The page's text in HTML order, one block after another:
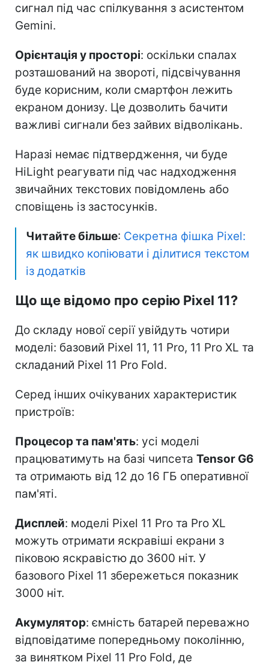
сигнал під час спілкування з асистентом
Gemini.
Орієнтація у просторі: оскільки спалах
розташований на звороті, підсвічування
буде корисним, коли смартфон лежить
екраном донизу. Це дозволить бачити
важливі сигнали без зайвих відволікань.
Наразі немає підтвердження, чи буде
HiLight реагувати під час надходження
звичайних текстових повідомлень або
сповіщень із застосунків.
Читайте більше: Секретна фішка Pixel:
як швидко копіювати і ділитися текстом
із додатків
Що ще відомо про серію Pixel 11?
До складу нової серії увійдуть чотири
моделі: базовий Pixel 11, 11 Pro, 11 Pro XL та
складаний Pixel 11 Pro Fold.
Серед інших очікуваних характеристик
пристроїв:
Процесор та пам'ять: усі моделі
працюватимуть на базі чипсета Tensor G6
та отримають від 12 до 16 ГБ оперативної
пам'яті.
Дисплей: моделі Pixel 11 Pro та Pro XL
можуть отримати яскравіші екрани з
піковою яскравістю до 3600 ніт. У
базового Pixel 11 збережеться показник
3000 ніт.
Акумулятор: ємність батарей переважно
відповідатиме попередньому поколінню,
за винятком Pixel 11 Pro Fold, де